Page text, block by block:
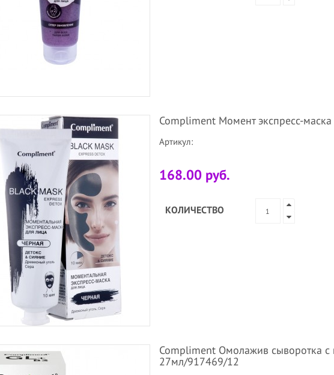
Compliment Момент экспресс-
Артикул:
168.00 руб.
КОЛИЧЕСТВО
Compliment Омолажив сыворотка с
27мл/917469/12